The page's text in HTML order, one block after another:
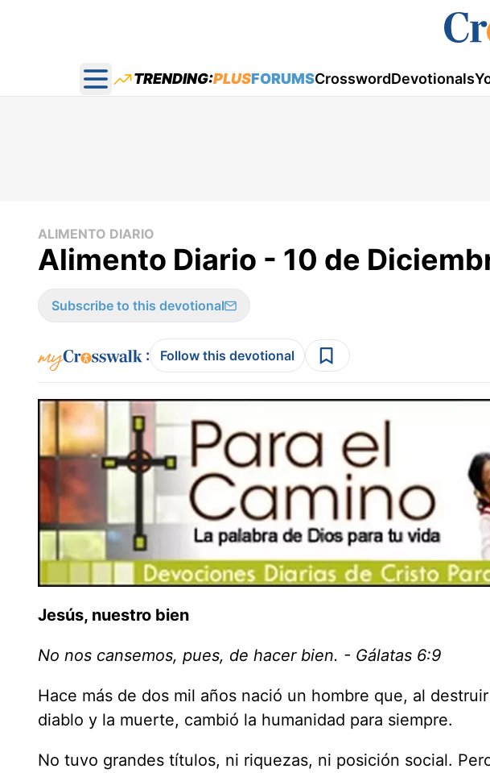
Open main menu
TRENDING:PLUSFORUMSCrosswordDevotionals
ALIMENTO DIARIO
Alimento Diario - 10 de
Subscribe to this devotional
: Follow this devotional
Jesús, nuestro bien
No nos cansemos, pues, de hacer bien. - Gálatas 6:9
Hace más de dos mil años nació un hombre que, al
diablo y la muerte, cambió la humanidad para siempre.
No tuvo grandes títulos, ni riquezas, ni posición social.